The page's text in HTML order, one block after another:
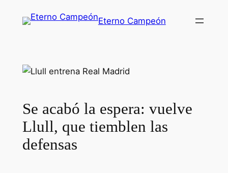
Eterno Campeón
Se acabó la espera: vuelve
Llull, que tiemblen las
defensas